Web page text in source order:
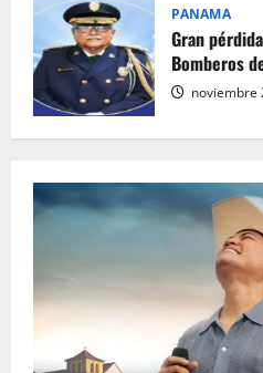
PANAMA
Gran
Bomberos
noviembre